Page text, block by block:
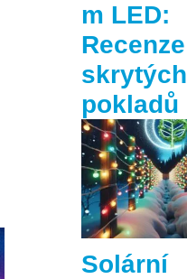
m LED:
Recenze
skrytých
pokladů
Solární